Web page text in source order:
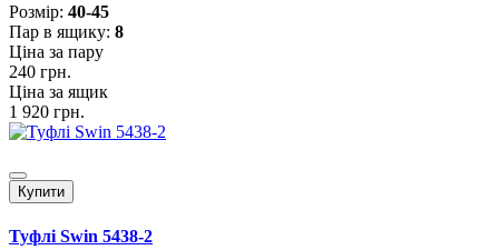
Розмiр: 40-45
Пар в ящику: 8
Ціна за пару
240 грн.
Ціна за ящик
1 920 грн.
Купити
Туфлі Swin 5438-2